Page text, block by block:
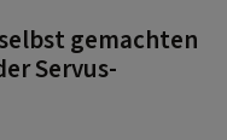
gemachten
Servus-